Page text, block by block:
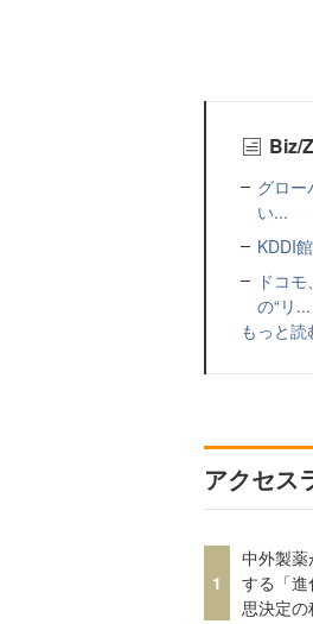
Biz/
グロー
い...
KDDI
ドコ
の“リ...
もっと読
アクセス
1
中外製
する「
思決定の